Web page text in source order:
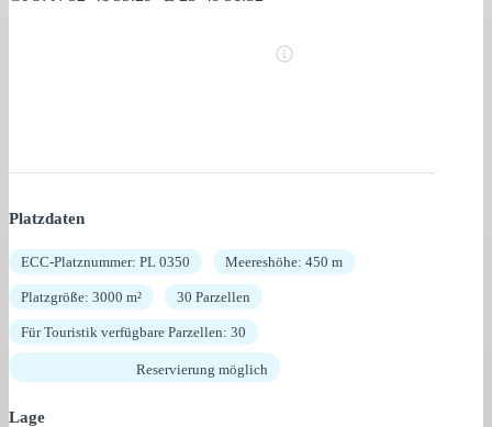
Platzdaten
ECC-Platznummer: PL 0350 Meereshöhe: 450 m
Platzgröße: 3000 m² 30 Parzellen
Für Touristik verfügbare Parzellen: 30
Reservierung möglich
Lage